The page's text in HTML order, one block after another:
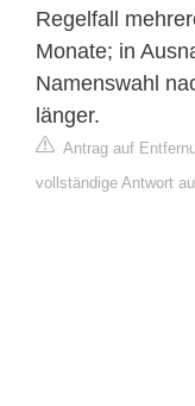
Regelfall
Monate; in
Namenswahl
länger.
Antrag auf
vollständige Antwort